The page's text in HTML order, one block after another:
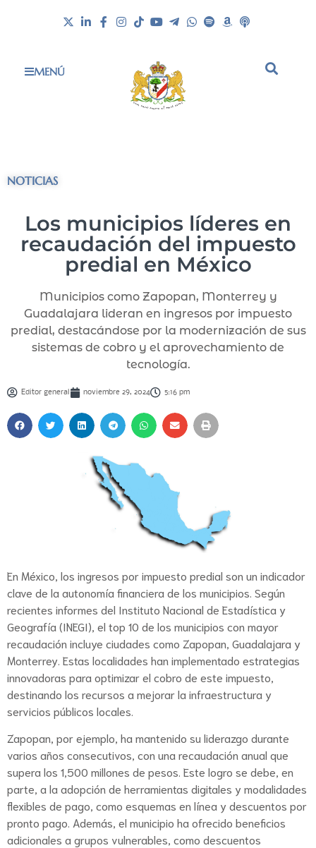
MENÚ
NOTICIAS
Los municipios líderes en
recaudación del impuesto
predial en México
Municipios como Zapopan, Monterrey y
Guadalajara lideran en ingresos por impuesto
predial, destacándose por la modernización de sus
sistemas de cobro y el aprovechamiento de
tecnología.
Editor general noviembre 29, 2024 5:16 pm
En México, los ingresos por impuesto predial son un indicador
clave de la autonomía financiera de los municipios. Según
recientes informes del Instituto Nacional de Estadística y
Geografía (INEGI), el top 10 de los municipios con mayor
recaudación incluye ciudades como Zapopan, Guadalajara y
Monterrey. Estas localidades han implementado estrategias
innovadoras para optimizar el cobro de este impuesto,
destinando los recursos a mejorar la infraestructura y
servicios públicos locales.
Zapopan, por ejemplo, ha mantenido su liderazgo durante
varios años consecutivos, con una recaudación anual que
supera los 1,500 millones de pesos. Este logro se debe, en
parte, a la adopción de herramientas digitales y modalidades
flexibles de pago, como esquemas en línea y descuentos por
pronto pago. Además, el municipio ha ofrecido beneficios
adicionales a grupos vulnerables, como descuentos